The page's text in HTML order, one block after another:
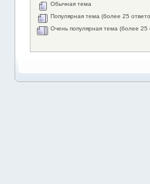
Обычная тема
Популярная тема (более 25
Очень популярная тема (более 25